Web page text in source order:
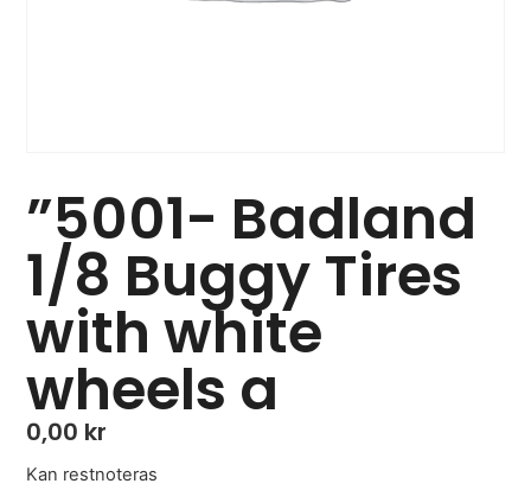
”5001- Badland
1/8 Buggy Tires
with white
wheels a
0,00 kr
Kan restnoteras